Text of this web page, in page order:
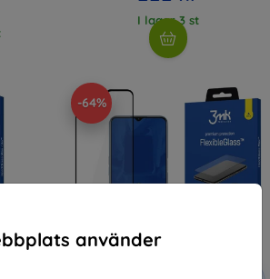
använder
I lager 3 st
-64%